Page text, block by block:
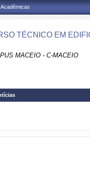
TÉCNICO EM
MACEIO - C-MACEIO